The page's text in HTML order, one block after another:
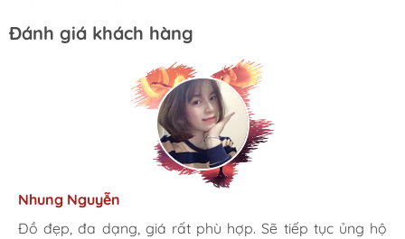
Đánh giá khách hàng
Tâm Vũ
Mình rất ưng khi đến LITIBABY. Ở đây có rất nhiều mặt
Nhung Nguyễn
Đồ đẹp, đa dạng, giá rất phù hợp. Sẽ tiếp tục ủng hộ
Ngọc Anh
Lần đầu mua hàng và trở thành khách hàng thân thiết
Nhà mình đã mua cho 3 con từ khi các bé mới 1 tuổi đến
giờ là 5 năm rồi, Sản phẩm tốt, giá hợp lý
Thu Thủy
LiTibaby đồ đẹp và nhiều mẫu mã, đặc biệt có nhiều